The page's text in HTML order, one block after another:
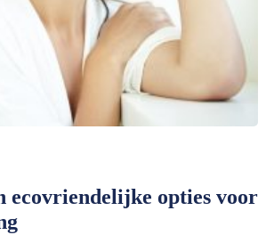
ecovriendelijke opties voor